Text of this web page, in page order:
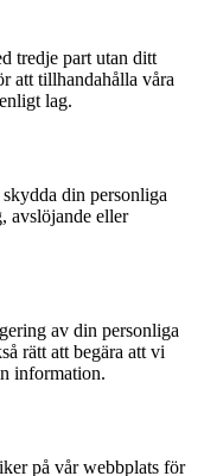
tredje part utan ditt
att tillhandahålla våra
lag.
din personliga
avslöjande eller
av din personliga
rätt att begära att vi
information.
på vår webbplats för